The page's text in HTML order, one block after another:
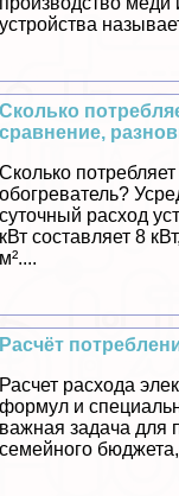
устройства
Сколько
сравнение,
Сколько
обогреватель?
суточный расход
кВт составляет 8
м²....
Расчёт
Расчет расхода
формул и
важная задача для
семейного бюджета,